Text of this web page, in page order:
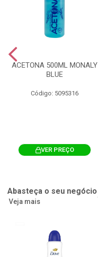
ACETONA 500ML MONALY
BLUE
Código: 5095316
VER PREÇO
Abasteça o seu negócio
Veja mais